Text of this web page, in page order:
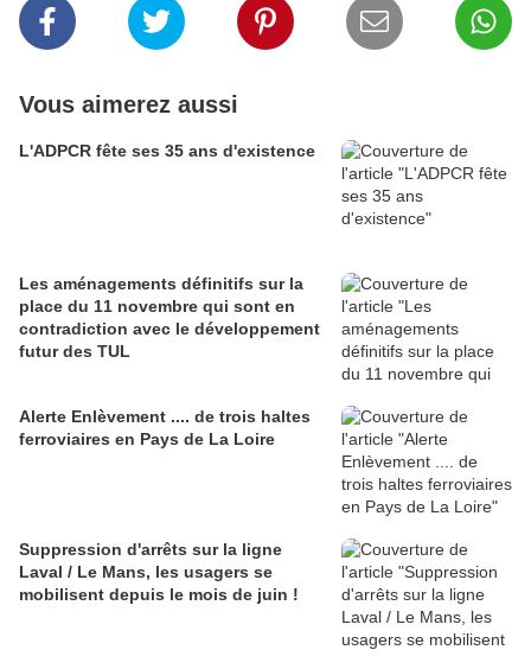
Vous aimerez aussi
L'ADPCR fête ses 35 ans d'existence
Les aménagements définitifs sur la
place du 11 novembre qui sont en
contradiction avec le développement
futur des TUL
Alerte Enlèvement .... de trois haltes
ferroviaires en Pays de La Loire
Suppression d'arrêts sur la ligne
Laval / Le Mans, les usagers se
mobilisent depuis le mois de juin !